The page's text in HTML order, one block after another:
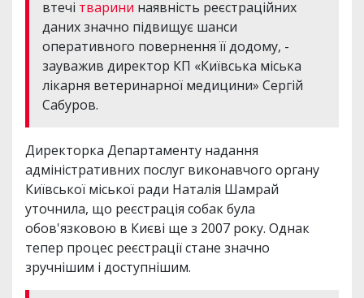
втечі тварини наявність реєстраційних
даних значно підвищує шанси
оперативного повернення її додому, -
зауважив директор КП «Київська міська
лікарня ветеринарної медицини» Сергій
Сабуров.
Директорка Департаменту надання
адміністративних послуг виконавчого органу
Київської міської ради Наталія Шамрай
уточнила, що реєстрація собак була
обов'язковою в Києві ще з 2007 року. Однак
тепер процес реєстрації стане значно
зручнішим і доступнішим.